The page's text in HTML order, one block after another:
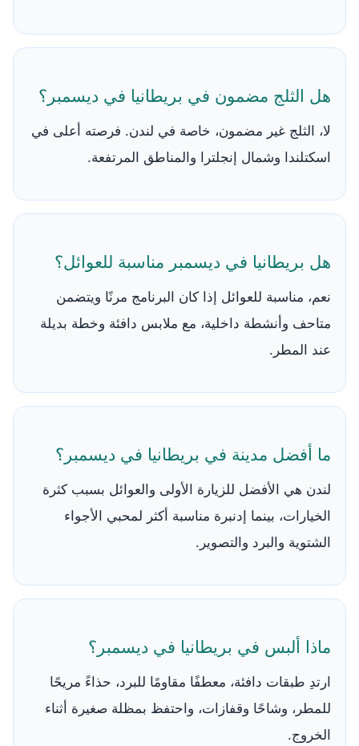
هل الثلج مضمون في بريطانيا في ديسمبر؟
لا، الثلج غير مضمون، خاصة في لندن. فرصته أعلى في
اسكتلندا وشمال إنجلترا والمناطق المرتفعة.
هل بريطانيا في ديسمبر مناسبة للعوائل؟
نعم، مناسبة للعوائل إذا كان البرنامج مرنًا ويتضمن
متاحف وأنشطة داخلية، مع ملابس دافئة وخطة بديلة
عند المطر.
ما أفضل مدينة في بريطانيا في ديسمبر؟
لندن هي الأفضل للزيارة الأولى والعوائل بسبب كثرة
الخيارات، بينما إدنبرة مناسبة أكثر لمحبي الأجواء
الشتوية والبرد والتصوير.
ماذا ألبس في بريطانيا في ديسمبر؟
ارتدِ طبقات دافئة، معطفًا مقاومًا للبرد، حذاءً مريحًا
للمطر، وشاحًا وقفازات، واحتفظ بمظلة صغيرة أثناء
الخروج.